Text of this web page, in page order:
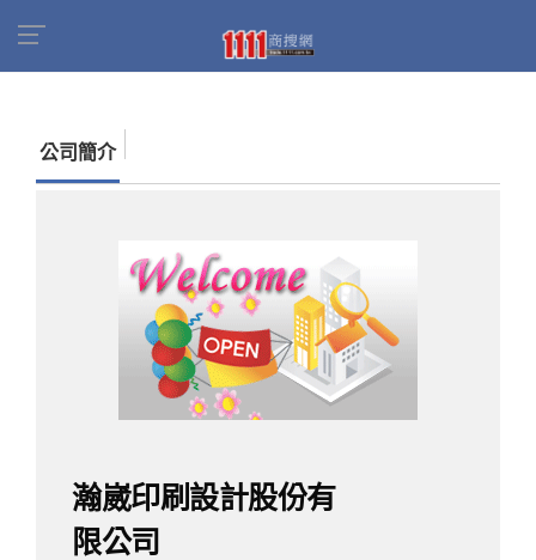
公司
公司簡介
瀚崴印刷設計股份有
限公司